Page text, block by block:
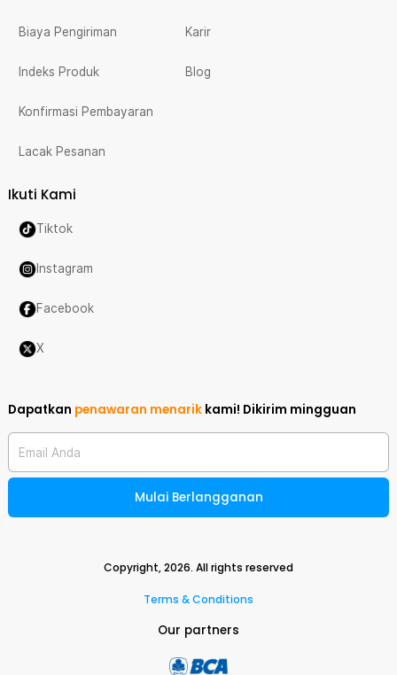
Biaya Pengiriman
Indeks Produk
Konfirmasi Pembayaran
Lacak Pesanan
Karir
Blog
Ikuti Kami
Tiktok
Instagram
Facebook
X
Dapatkan penawaran menarik kami! Dikirim mingguan
Email Anda
Mulai Berlangganan
Copyright,2026. All rights reserved
Terms & Conditions
Our partners